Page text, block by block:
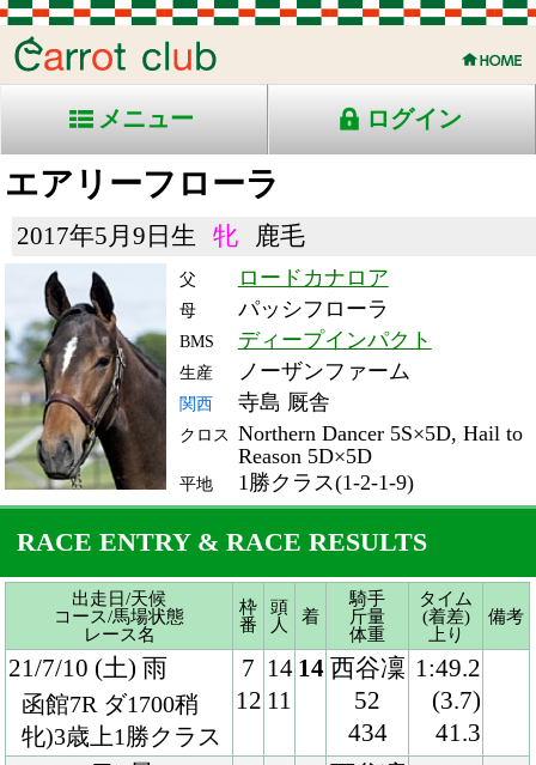
メニュー ログイン
エアリーフローラ
2017年5月9日生 牝 鹿毛
ロードカナロア
パッシフローラ
BMS ディープインパクト
生産
寺島 厩舎
Northern Dancer 5S×5D, Hail to
平地 1勝クラス(1-2-1-9)
RACE ENTRY & RACE RESULTS
出走日/天候
コース/馬場状態
レース名
枠
番
頭
人
着
騎手
斤量
体重
タイム
(着差)
上り
備考
21/7/10 (土) 雨
函館7R ダ1700稍
7
12
14
11
西谷凜
52
1:49.2
(3.7)
21/7/4 (日) 曇
函館9R 芝1200良
混)3歳上1勝クラス
7
13
16
15
16 西谷凜
52
440
1:10.0
(1.6)
21/1/30 (土) 曇
小倉7R 芝1200良
4歳上1勝クラス
2
2 6
団野
53
436
1:10.7
(1.4)
36.2
21/1/24 (日) 曇
小倉10R 芝1200重
秋吉台特別
8
16
17
11
団野
430
37.3